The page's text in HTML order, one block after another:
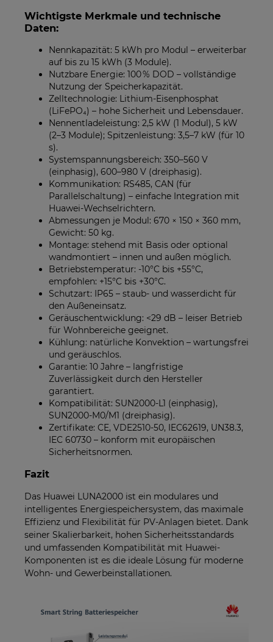
Wichtigste Merkmale und technische
Daten:
Nennkapazität: 5 kWh pro Modul – erweiterbar
auf bis zu 15 kWh (3 Module).
Nutzbare Energie: 100 % DOD – vollständige
Nutzung der Speicherkapazität.
Zelltechnologie: Lithium-Eisenphosphat
(LiFePO₄) – hohe Sicherheit und Lebensdauer.
Nennentladeleistung: 2,5 kW (1 Modul), 5 kW
(2–3 Module); Spitzenleistung: 3,5–7 kW (für 10
s).
Systemspannungsbereich: 350–560 V
(einphasig), 600–980 V (dreiphasig).
Kommunikation: RS485, CAN (für
Parallelschaltung) – einfache Integration mit
Huawei-Wechselrichtern.
Abmessungen je Modul: 670 × 150 × 360 mm,
Gewicht: 50 kg.
Montage: stehend mit Basis oder optional
wandmontiert – innen und außen möglich.
Betriebstemperatur: -10°C bis +55°C,
empfohlen: +15°C bis +30°C.
Schutzart: IP65 – staub- und wasserdicht für
den Außeneinsatz.
Geräuschentwicklung: <29 dB – leiser Betrieb
für Wohnbereiche geeignet.
Kühlung: natürliche Konvektion – wartungsfrei
und geräuschlos.
Garantie: 10 Jahre – langfristige
Zuverlässigkeit durch den Hersteller
garantiert.
Kompatibilität: SUN2000-L1 (einphasig),
SUN2000-M0/M1 (dreiphasig).
Zertifikate: CE, VDE2510-50, IEC62619, UN38.3,
IEC 60730 – konform mit europäischen
Sicherheitsnormen.
Fazit
Das Huawei LUNA2000 ist ein modulares und
intelligentes Energiespeichersystem, das maximale
Effizienz und Flexibilität für PV-Anlagen bietet. Dank
seiner Skalierbarkeit, hohen Sicherheitsstandards
und umfassenden Kompatibilität mit Huawei-
Komponenten ist es die ideale Lösung für moderne
Wohn- und Gewerbeinstallationen.